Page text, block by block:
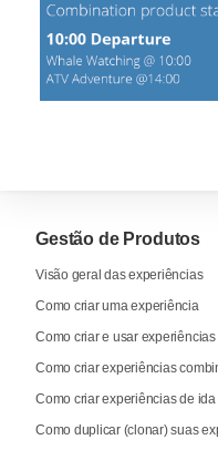
Gestão de Produtos
Visão geral das experiências
Como criar uma experiência
Como criar e usar
Como criar experiências
Como criar experiências de
Como duplicar (clonar) suas